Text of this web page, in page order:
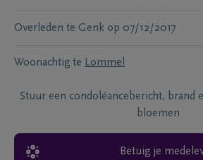
Overleden te Genk op 07/12/2017
Woonachtig te Lommel
Stuur een condoléancebericht, brand
bloemen
Betuig je